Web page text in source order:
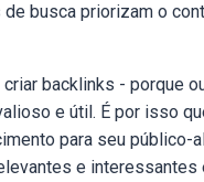
busca priorizam o
backlinks - porque
e útil. É por isso
para seu público-
e interessantes